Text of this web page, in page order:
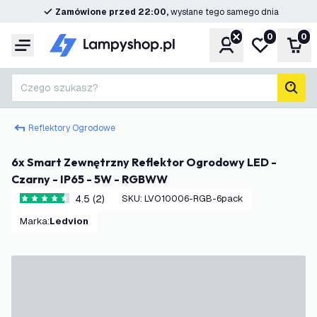
Zamówione przed 22:00,wysłane tego samego dnia
Menu KontoMoja lista
0 0
Czego szukasz?
Reflektory Ogrodowe
6x Smart Zewnętrzny Reflektor Ogrodowy LED -
Czarny - IP65 - 5W - RGBWW
4.5 Gwiazdki oceny
4.5 (2) SKU: LVO10006-RGB-6pack
Marka: Ledvion